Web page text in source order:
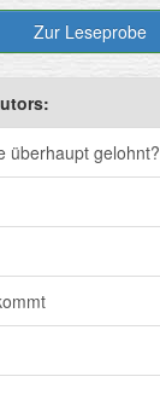
Zur Leseprobe
überhaupt gelohnt?